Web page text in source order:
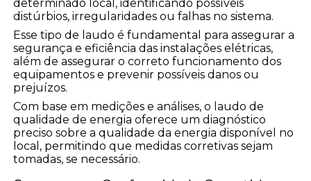
determinado local, identificando possíveis
distúrbios, irregularidades ou falhas no sistema.
Esse tipo de laudo é fundamental para assegurar a
segurança e eficiência das instalações elétricas,
além de assegurar o correto funcionamento dos
equipamentos e prevenir possíveis danos ou
prejuízos.
Com base em medições e análises, o laudo de
qualidade de energia oferece um diagnóstico
preciso sobre a qualidade da energia disponível no
local, permitindo que medidas corretivas sejam
tomadas, se necessário.